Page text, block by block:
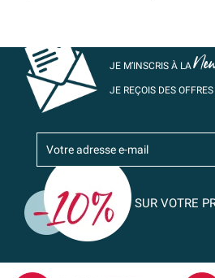
JE M’INSCRIS À LA
JE REÇOIS DES
SUR VOTRE